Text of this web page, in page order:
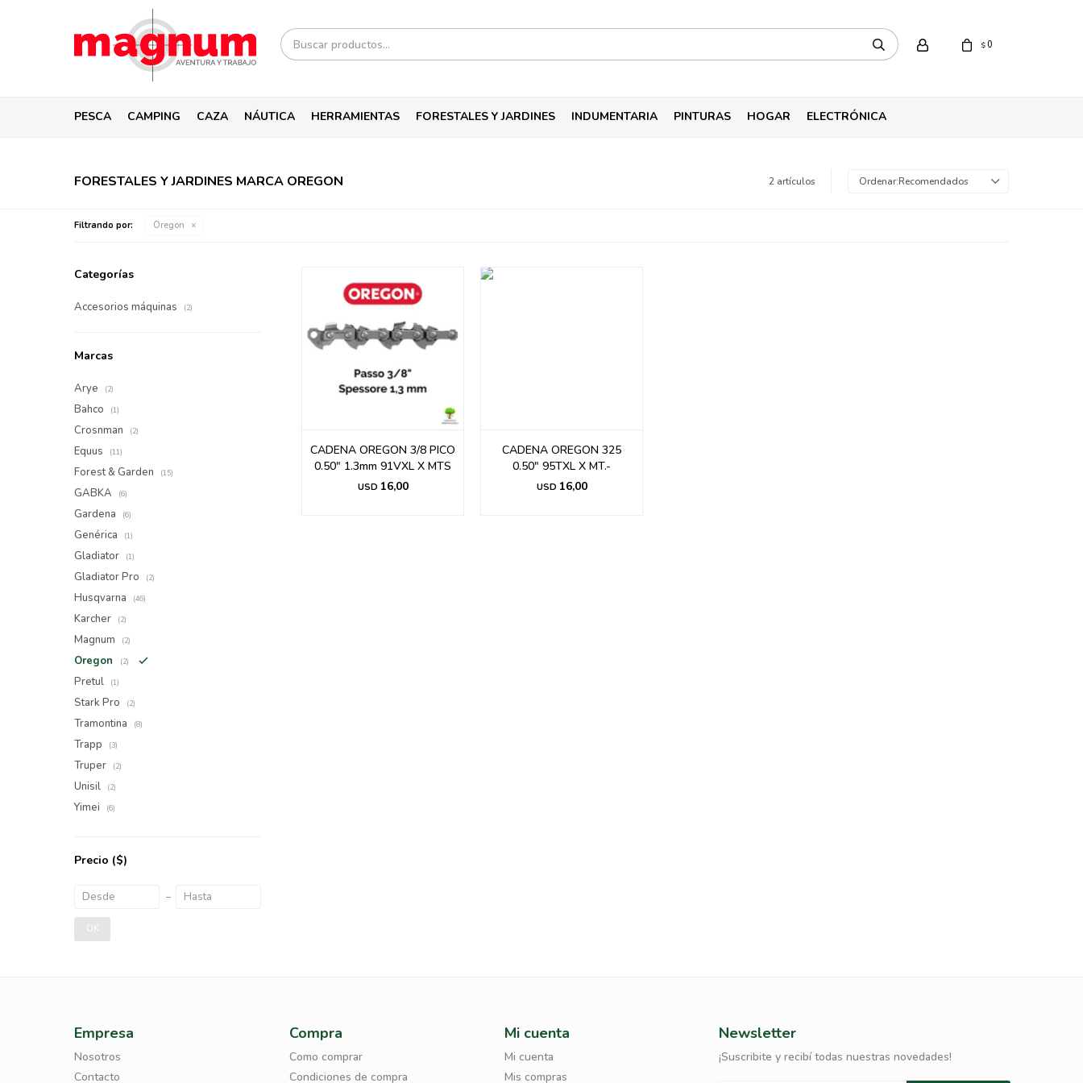
PESCA CAMPING CAZA NÁUTICA HERRAMIENTAS FORESTALES Y JARDINES INDUMENTARIA PINTURAS HOGAR ELECTRÓNICA
$ 0
FORESTALES Y JARDINES MARCA OREGON 2 artículos Recomendados
Filtrando por: Oregon
CADENA OREGON 3/8 PICO
0.50" 1.3mm 91VXL X MTS
USD 16,00
CADENA OREGON 325
0.50" 95TXL X MT.-
USD 16,00
Categorías
Accesorios máquinas (2)
Marcas
Arye (2)
Bahco (1)
Crosnman (2)
Equus (11)
Forest & Garden (15)
GABKA (6)
Gardena (6)
Genérica (1)
Gladiator (1)
Gladiator Pro (2)
Husqvarna (46)
Karcher (2)
Magnum (2)
Oregon (2)
Pretul (1)
Stark Pro (2)
Tramontina (8)
Trapp (3)
Truper (2)
Unisil (2)
Yimei (6)
Precio ($)
OK
Empresa
Nosotros
Contacto
Compra
Como comprar
Condiciones de compra
Mi cuenta
Mi cuenta
Mis compras
Newsletter
¡Suscribite y recibí todas nuestras novedades!